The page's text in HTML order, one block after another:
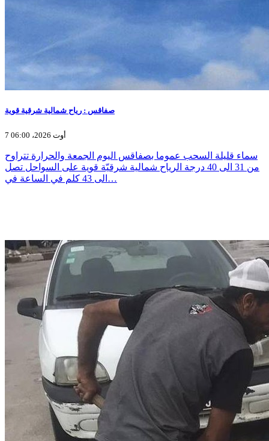
صفاقس : رياح شمالية شرقية قوية
7 أوت 2026، 06:00
سماء قليلة السحب عموما بصفاقس اليوم الجمعة والحرارة تتراوح
من 31 الى 40 درجة الرياح شمالية شرقيّة قوية على السواحل تصل
الى 43 كلم في الساعة في…